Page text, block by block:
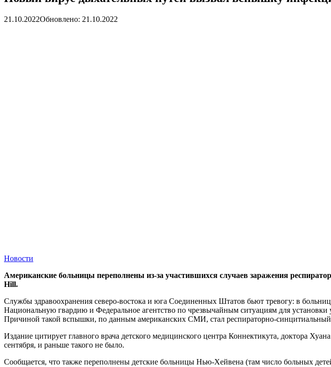
21.10.2022Обновлено: 21.10.2022
Новости
Американские больницы переполнены из-за участившихся случаев заражения
Hill.
Службы здравоохранения северо-востока и юга Соединенных Штатов бьют тревогу: в
Национальную гвардию и Федеральное агентство по чрезвычайным ситуациям для
Причиной такой вспышки, по данным американских СМИ, стал респираторно-
Издание цитирует главного врача детского медицинского центра Коннектикута, доктора
сентября, и раньше такого не было.
Сообщается, что также переполнены детские больницы Нью-Хейвена (там число больных